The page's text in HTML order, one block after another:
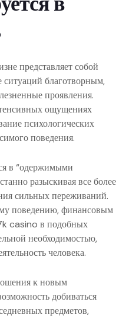
представляет собой
благотворным,
проявления.
ощущениях
психологических
поведения.
в “одержимыми
разыскивая все более
сильных переживаний.
поведению, финансовым
casino в подобных
необходимостью,
человека.
к новым
добиваться
предметов,